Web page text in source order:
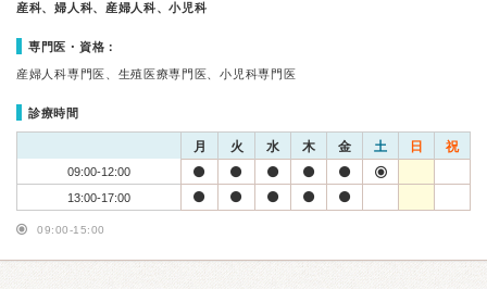
産科、婦人科、産婦人科、小児科
専門医・資格：
産婦人科専門医、生殖医療専門医、小児科専門医
診療時間
月 火 水 木 金 土 日 祝
09:00-12:00
13:00-17:00
09:00-15:00